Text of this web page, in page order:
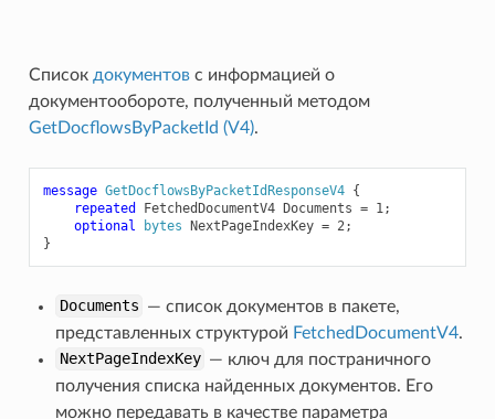
Cписок документовс информацией о
документообороте, полученный методом
GetDocflowsByPacketId (V4).
message GetDocflowsByPacketIdResponseV4 {
repeated
FetchedDocumentV4 Documents = 1;
optional
bytes NextPageIndexKey = 2;
}
Documents — список документов в пакете,
представленных структурой FetchedDocumentV4.
NextPageIndexKey — ключ для постраничного
получения списка найденных документов. Его
можно передавать в качестве параметра